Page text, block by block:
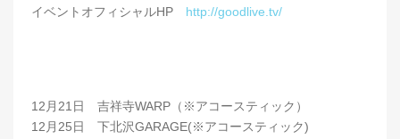
イベントオフィシャルHP http://goodlive.tv/
12月21日 吉祥寺WARP（※アコースティック）
12月25日 下北沢GARAGE(※アコースティック)